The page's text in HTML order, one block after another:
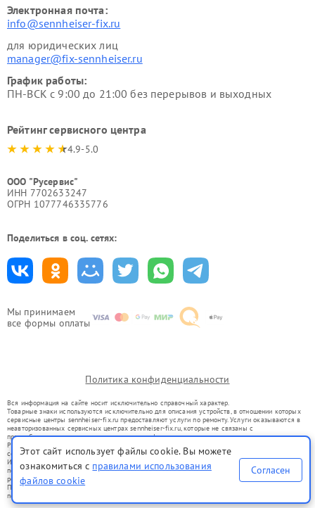
Мы принимаем
все формы оплаты
Электронная почта:
info@sennheiser-fix.ru
для юридических лиц
manager@fix-sennheiser.ru
График работы:
ПН-ВСК с 9:00 до 21:00 без перерывов и выходных
Рейтинг сервисного центра
4.9-5.0
ООО "Русервис"
ИНН 7702633247
ОГРН 1077746335776
Поделиться в соц. сетях:
Политика конфиденциальности
Вся информация на сайте носит исключительно справочный характер.
Товарные знаки используются исключительно для описания устройств, в отношении которых
сервисные центры sennheiser-fix.ru предоставляют услуги по ремонту. Услуги оказываются в
неавторизованных сервисных центрах sennheiser-fix.ru, которые не связаны с
правообладателями товарных знаков или их официальными представителями.
Ремонт осуществляется для устройств, уже введенных в гражданский оборот в соответствии
со статьей 1487 ГК РФ.
Использование товарных знаков не преследует цели индивидуализации услуг или введения
потребителей в заблуждение, а служит для информирования о предоставляемых услугах по
ремонту техники указанных брендов.
Представленная на сайте информация не является публичной офертой, определяемой
положениями Статьи 437(2) Гражданского кодекса РФ
Этот сайт использует файлы cookie. Вы можете
ознакомиться с правилами использования
файлов cookie
Согласен